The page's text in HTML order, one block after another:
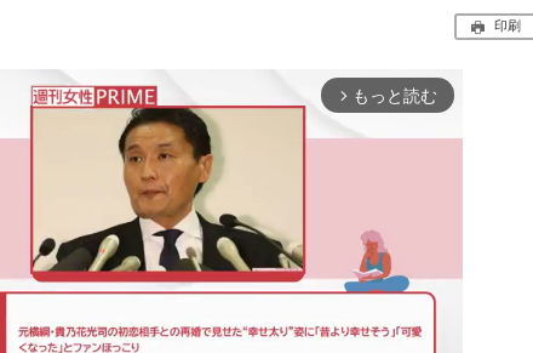
印刷
arrow_forward_ios もっと読む